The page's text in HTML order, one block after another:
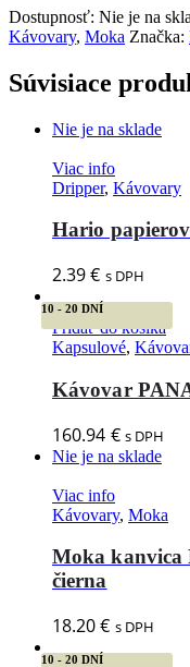
Dostupnosť: Nie je na
Kávovary, Moka Značka:
Súvisiace
Nie je na sklade
Viac info
Dripper, Kávovary
Hario
2.39€ s DPH
10 - 20 DNÍ
Pridať do košíka
Kapsulové,
Kávovar
160.94 € s DPH
Nie je na sklade
Viac info
Kávovary, Moka
Moka kanvica
čierna
18.20€ s DPH
10 - 20 DNÍ